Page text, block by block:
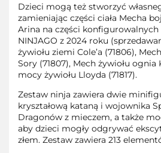
Dzieci mogą też stworzyć
zamieniając części ciała Mecha
Arina na części
NINJAGO z 2024 roku
żywiołu ziemi Cole’a (71806),
Sory (71807), Mech żywiołu ognia
mocy żywiołu Lloyda (71817).
Zestaw ninja zawiera dwie
kryształową kataną i wojownika
Dragonów z mieczem, a także
aby dzieci mogły odgrywać
złem. Zestaw zawiera 213